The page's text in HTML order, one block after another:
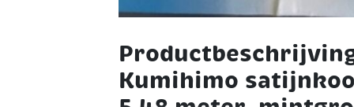
Productbeschrijving
Kumihimo